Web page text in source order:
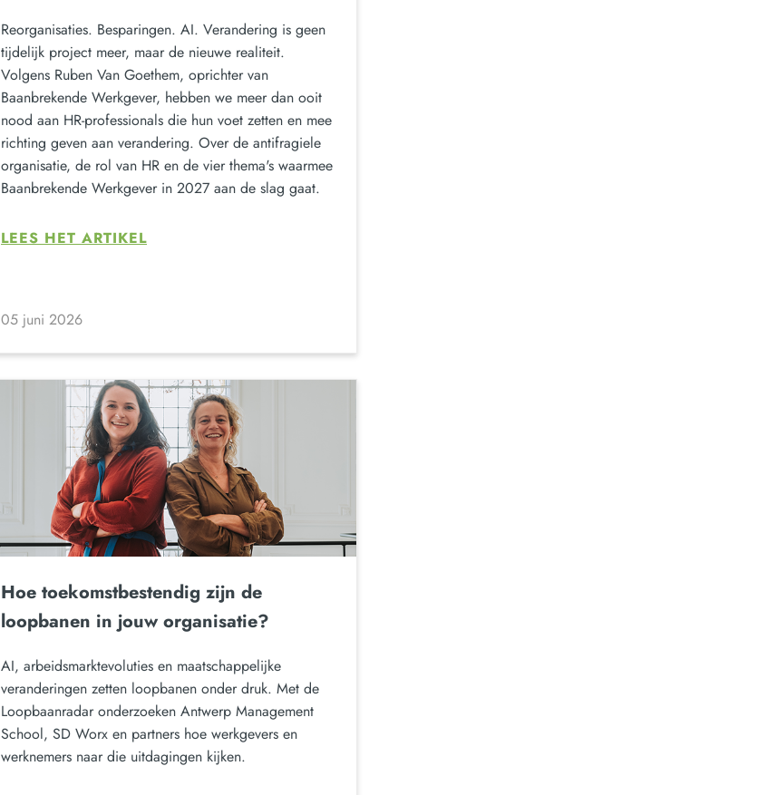
Reorganisaties. Besparingen. AI. Verandering is geen
tijdelijk project meer, maar de nieuwe realiteit.
Volgens Ruben Van Goethem, oprichter van
Baanbrekende Werkgever, hebben we meer dan ooit
nood aan HR-professionals die hun voet zetten en mee
richting geven aan verandering. Over de antifragiele
organisatie, de rol van HR en de vier thema's waarmee
Baanbrekende Werkgever in 2027 aan de slag gaat.
LEES HET ARTIKEL
05 juni 2026
Hoe toekomstbestendig zijn de
loopbanen in jouw organisatie?
AI, arbeidsmarktevoluties en maatschappelijke
veranderingen zetten loopbanen onder druk. Met de
Loopbaanradar onderzoeken Antwerp Management
School, SD Worx en partners hoe werkgevers en
werknemers naar die uitdagingen kijken.